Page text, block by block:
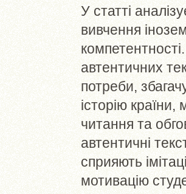
У статті
вивчення
автентичних
потреби,
історію
читання та
автентичні
сприяють
мотивацію